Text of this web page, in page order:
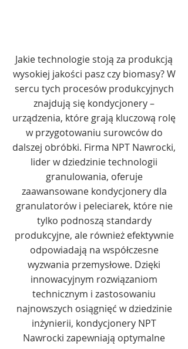
Jakie technologie stoją za produkcją
wysokiej jakości pasz czy biomasy? W
sercu tych procesów produkcyjnych
znajdują się kondycjonery –
urządzenia, które grają kluczową rolę
w przygotowaniu surowców do
dalszej obróbki. Firma NPT Nawrocki,
lider w dziedzinie technologii
granulowania, oferuje
zaawansowane kondycjonery dla
granulatorów i peleciarek, które nie
tylko podnoszą standardy
produkcyjne, ale również efektywnie
odpowiadają na współczesne
wyzwania przemysłowe. Dzięki
innowacyjnym rozwiązaniom
technicznym i zastosowaniu
najnowszych osiągnięć w dziedzinie
inżynierii, kondycjonery NPT
Nawrocki zapewniają optymalne